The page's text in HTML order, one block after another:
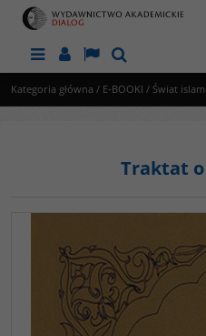
MenuPanelLangSzukaj
Kategoria główna / E-BOOKI / Świat
Traktat